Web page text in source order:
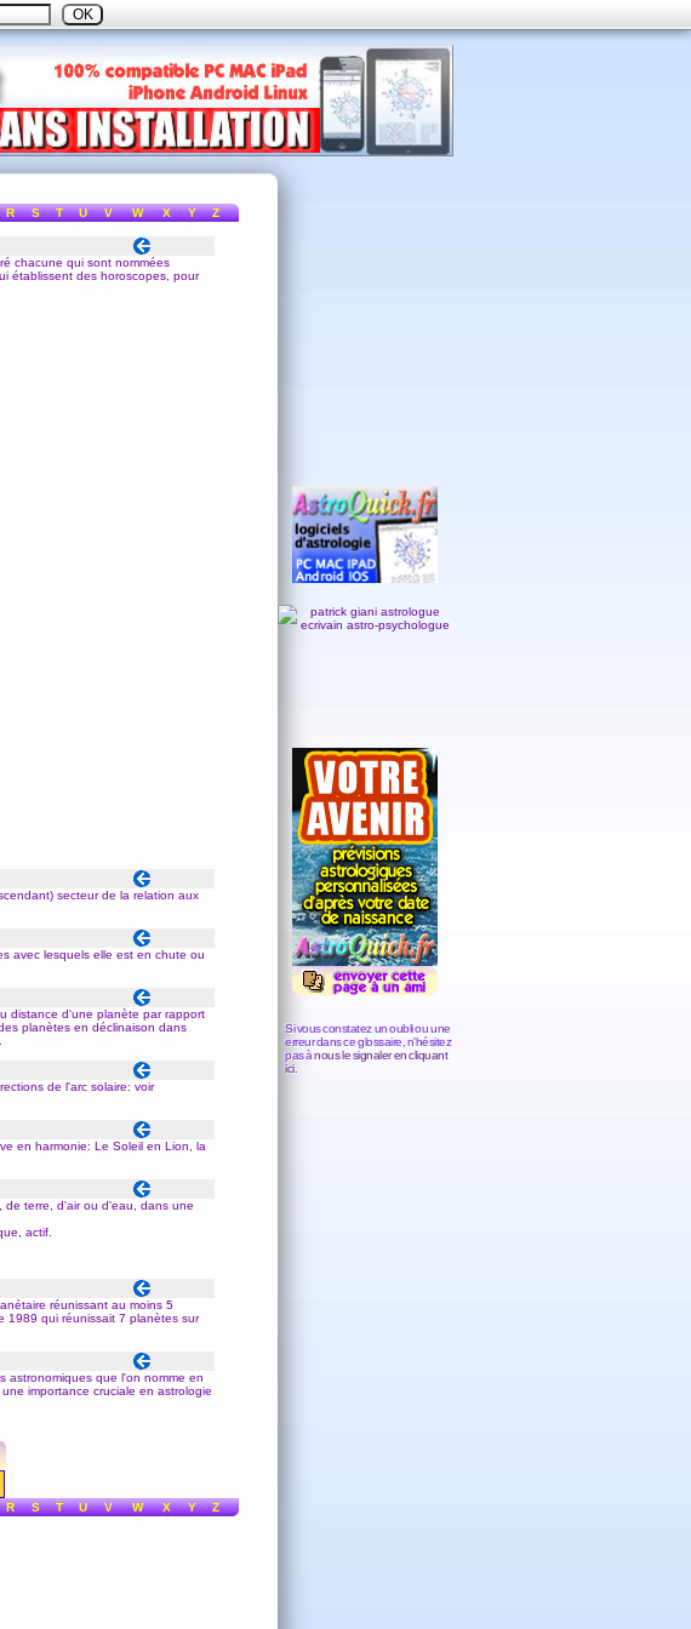
R S T U V W X Y Z
chacune qui sont nommées
établissent des horoscopes, pour
) secteur de la relation aux
avec lesquels elle est en chute ou
distance d'une planète par rapport
planètes en déclinaison dans
de l'arc solaire: voir
en harmonie: Le Soleil en Lion , la
, de terre , d'airou d'eau , dans une
actif.
réunissant au moins 5
1989 qui réunissait 7 planètes sur
astronomiques que l'on nomme en
importance cruciale en astrologie
R S T U V W X Y Z
Si vous constatez un oubli ou une
erreur dans ce glossaire, n'hésitez
pas ànous le signaler en cliquant
ici.